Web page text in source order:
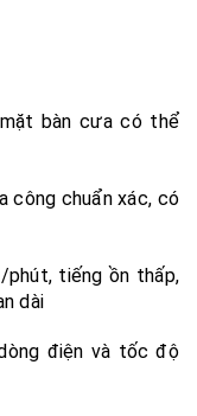
bàn cưa có thể
công chuẩn xác, có
phút, tiếng ồn thấp,
dài
điện và tốc độ